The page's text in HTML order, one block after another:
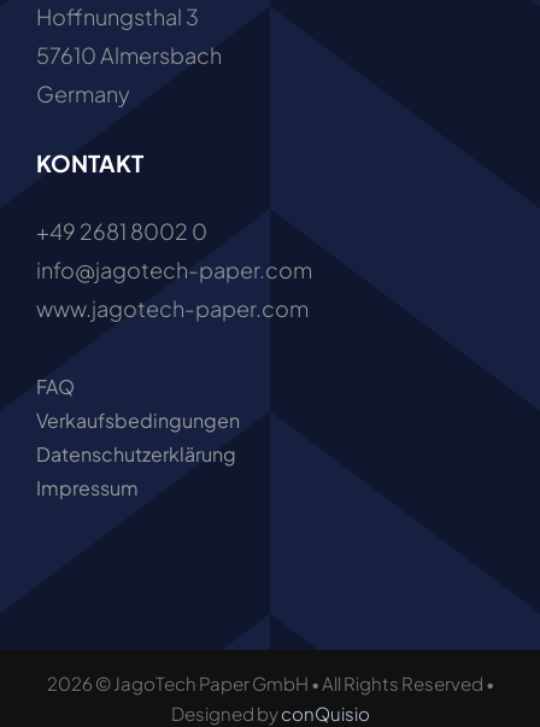
Hoffnungsthal 3
57610 Almersbach
Germany
KONTAKT
+49 2681 8002 0
info@jagotech-paper.com
www.jagotech-paper.com
FAQ
Verkaufsbedingungen
Datenschutzerklärung
Impressum
2026 © JagoTech Paper GmbH • All Rights Reserved •
Designed byconQuisio